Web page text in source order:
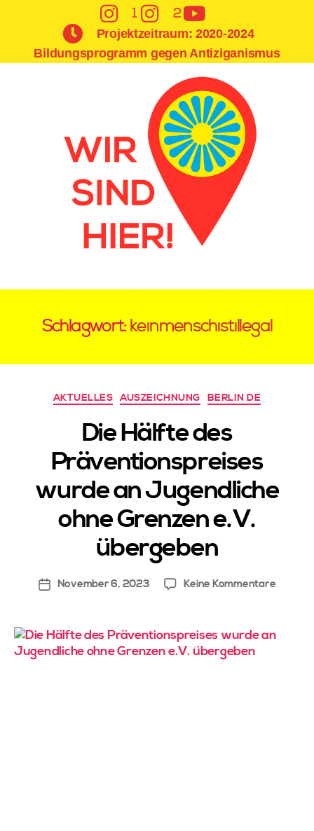
1 2
Projektzeitraum: 2020-2024
Bildungsprogramm gegen Antiziganismus
Schlagwort: keinmenschistillegal
AKTUELLES AUSZEICHNUNG BERLIN DE
Die Hälfte des
Präventionspreises
wurde an Jugendliche
ohne Grenzen e.V.
übergeben
V
o
n
W
Si
d
A
d
November 6, 2023 Keine Kommentare